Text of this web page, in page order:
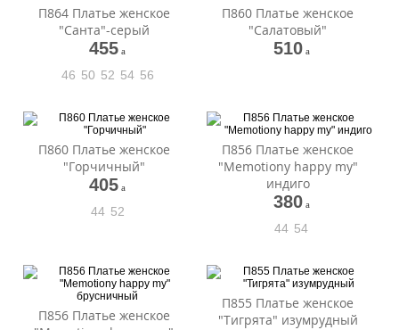
П864 Платье женское
"Санта"-серый
455 a
46 50 52 54 56
П860 Платье женское
"Салатовый"
510 a
П860 Платье женское
"Горчичный"
405 a
44 52
П856 Платье женское
"Memotiony happy my"
индиго
380 a
44 54
П856 Платье женское
П855 Платье женское
"Тигрята" изумрудный